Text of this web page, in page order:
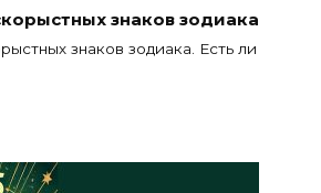
знаков зодиака
знаков зодиака. Есть ли